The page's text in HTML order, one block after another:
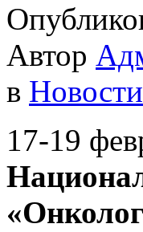
Автор
в Новости
17-19